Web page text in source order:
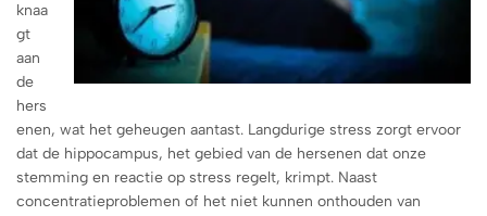
knaa
gt
aan
de
hers
enen, wat het geheugen aantast. Langdurige stress zorgt ervoor
dat de hippocampus, het gebied van de hersenen dat onze
stemming en reactie op stress regelt, krimpt. Naast
concentratieproblemen of het niet kunnen onthouden van